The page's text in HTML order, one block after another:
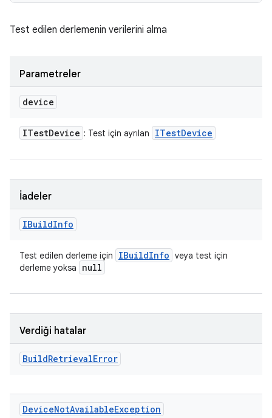
Test edilen derlemenin verilerini alma
Parametreler
device
ITestDevice : Test için ayrılan ITestDevice
İadeler
IBuildInfo
Test edilen derleme için IBuildInfo veya test için
derleme yoksa
null
Verdiği hatalar
BuildRetrievalError
DeviceNotAvailableException